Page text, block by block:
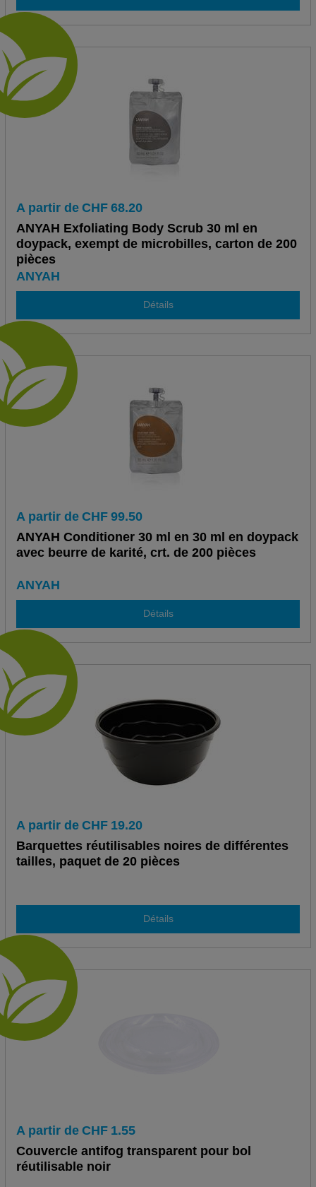
A partir de CHF 68.20
ANYAH Exfoliating Body Scrub 30 ml en
doypack, exempt de microbilles, carton de 200
pièces
ANYAH
Détails
A partir de CHF 99.50
ANYAH Conditioner 30 ml en 30 ml en doypack
avec beurre de karité, crt. de 200 pièces
ANYAH
Détails
A partir de CHF 19.20
Barquettes réutilisables noires de différentes
tailles, paquet de 20 pièces
Détails
A partir de CHF 1.55
Couvercle antifog transparent pour bol
réutilisable noir